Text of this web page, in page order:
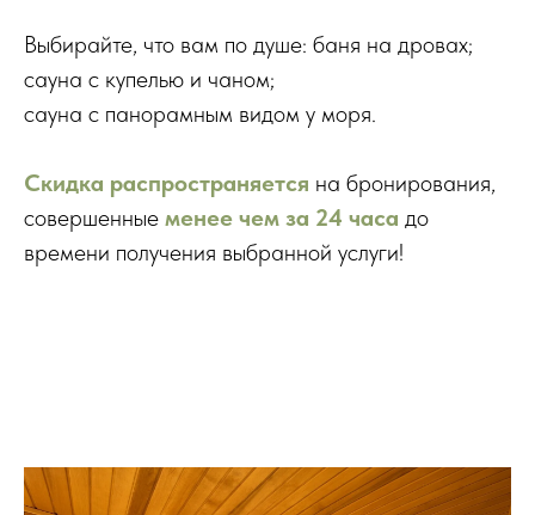
Выбирайте, что вам по душе: баня на дровах;
сауна с купелью и чаном;
сауна с панорамным видом у моря.
Скидка распространяется на бронирования,
совершенные менее чем за 24 часа до
времени получения выбранной услуги!